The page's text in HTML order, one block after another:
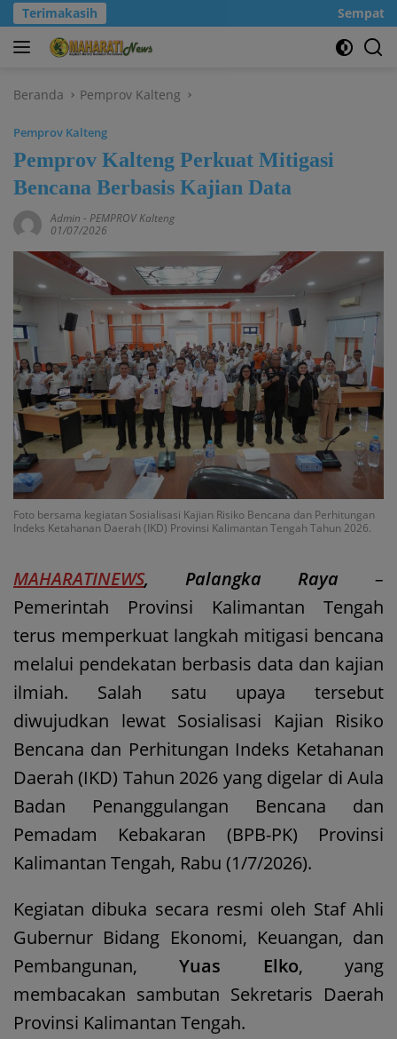
Langsung
ke
konten
Terimakasih
Beranda Pemprov Kalteng
Pemprov Kalteng
Pemprov Kalteng Perkuat Mitigasi
Bencana Berbasis Kajian Data
Admin - PEMPROV Kalteng
01/07/2026
Foto bersama kegiatan Sosialisasi Kajian Risiko Bencana dan Perhitungan
Indeks Ketahanan Daerah (IKD) Provinsi Kalimantan Tengah Tahun 2026.
MAHARATINEWS, Palangka Raya –
Pemerintah Provinsi Kalimantan Tengah
terus memperkuat langkah mitigasi bencana
melalui pendekatan berbasis data dan kajian
ilmiah. Salah satu upaya tersebut
diwujudkan lewat Sosialisasi Kajian Risiko
Bencana dan Perhitungan Indeks Ketahanan
Daerah (IKD) Tahun 2026 yang digelar di Aula
Badan Penanggulangan Bencana dan
Pemadam Kebakaran (BPB-PK) Provinsi
Kalimantan Tengah, Rabu (1/7/2026).
Kegiatan dibuka secara resmi oleh Staf Ahli
Gubernur Bidang Ekonomi, Keuangan, dan
Pembangunan,Yuas Elko, yang
membacakan sambutan Sekretaris Daerah
Provinsi Kalimantan Tengah.